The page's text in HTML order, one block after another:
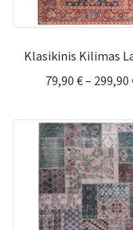
Klasikinis Kilimas
79,90 €– 299,90